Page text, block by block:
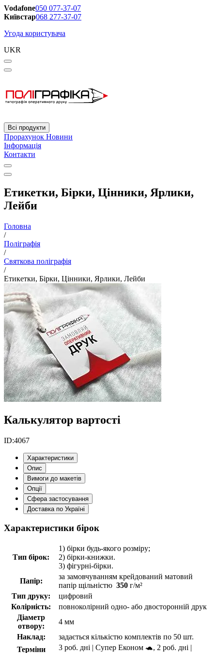
Vodafone050 077-37-07
Київстар068 277-37-07
Угода користувача
UKR
Всі продукти
Прорахунок Новини
Інформація
Контакти
Етикетки, Бірки, Цінники, Ярлики,
Лейби
Головна
/
Поліграфія
/
Святкова поліграфія
/
Етикетки, Бірки, Цінники, Ярлики, Лейби
Калькулятор вартості
ID:4067
Характеристики
Опис
Вимоги до макетів
Опції
Сфера застосування
Доставка по Україні
Характеристики бірок
Тип бірок:
1) бірки будь-якого розміру;
2) бірки-книжки.
3) фігурні-бірки.
Папір:
за замовчуванням крейдований матовий
папір щільністю 350 г/м²
Тип друку:
цифровий
Колірність:
повноколірний одно- або двосторонній друк
Діаметр
отвору:
4 мм
Наклад:
задається кількістю комплектів по 50 шт.
Терміни
3 роб. дні | Супер Економ 🐢, 2 роб. дні |